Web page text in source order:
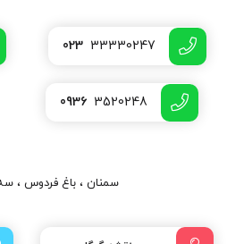
023 33330247
0936 3520248
سمنان ، باغ فردوس ،